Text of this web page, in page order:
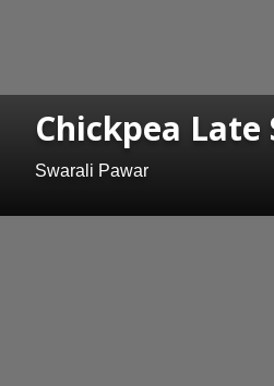
Chickpea Late
Swarali Pawar